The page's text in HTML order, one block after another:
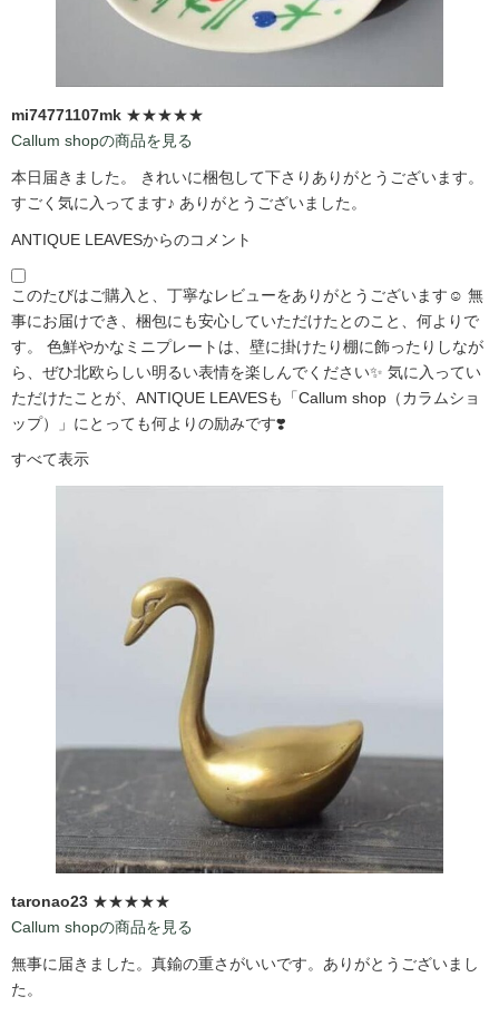
mi74771107mk ★★★★★
Callum shopの商品を見る
本日届きました。 きれいに梱包して下さりありがとうございます。
すごく気に入ってます♪ ありがとうございました。
ANTIQUE LEAVESからのコメント
このたびはご購入と、丁寧なレビューをありがとうございます☺️ 無
事にお届けでき、梱包にも安心していただけたとのこと、何よりで
す。 色鮮やかなミニプレートは、壁に掛けたり棚に飾ったりしなが
ら、ぜひ北欧らしい明るい表情を楽しんでください✨ 気に入ってい
ただけたことが、ANTIQUE LEAVESも「Callum shop（カラムショ
ップ）」にとっても何よりの励みです❣️
すべて表示
taronao23 ★★★★★
Callum shopの商品を見る
無事に届きました。真鍮の重さがいいです。ありがとうございまし
た。